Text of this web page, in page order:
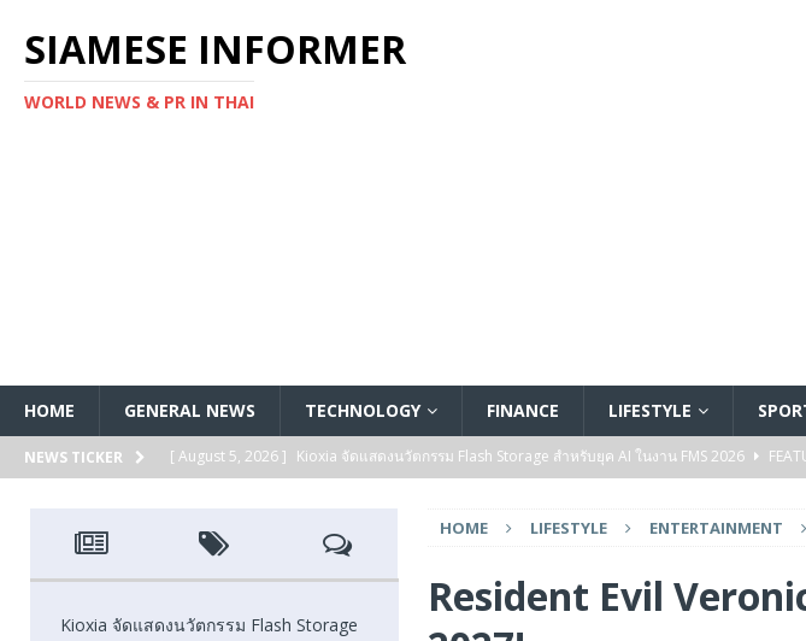
SIAMESE INFORMER
WORLD NEWS & PR IN THAI
HOME GENERAL NEWS TECHNOLOGY FINANCE LIFESTYLE
NEWS TICKER [ August 5, 2026 ] Kioxia จัดแสดงนวัตกรรม Flash Storage สำหรับยุค AI ในงาน FMS 2026
FEATURED
[ August 5, 2026 ] Moove ระดมทุนได้ 250 ล้านดอลลาร์สหรัฐ ด้วยมูลค่าบริษัท 2.1 พันล้านดอลลาร์สห
โลกสำหรับระบบขับเคลื่อนอัตโนมัติ
HOME LIFESTYLE ENTERTAINMENT
Resident Evil
Kioxia จัดแสดงนวัตกรรม Flash Storage